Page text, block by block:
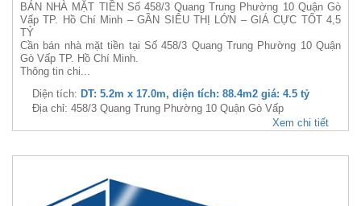
BÁN NHÀ MẶT TIỀN Số 458/3 Quang Trung Phường 10 Quận Gò
Vấp TP. Hồ Chí Minh – GẦN SIÊU THỊ LỚN – GIÁ CỰC TỐT 4,5
TỶ
Cần bán nhà mặt tiền tại Số 458/3 Quang Trung Phường 10 Quận
Gò Vấp TP. Hồ Chí Minh.
Thông tin chi...
Diện tích: DT: 5.2m x 17.0m, diện tích: 88.4m2 giá: 4.5 tỷ
Địa chỉ: 458/3 Quang Trung Phường 10 Quận Gò Vấp
Xem chi tiết